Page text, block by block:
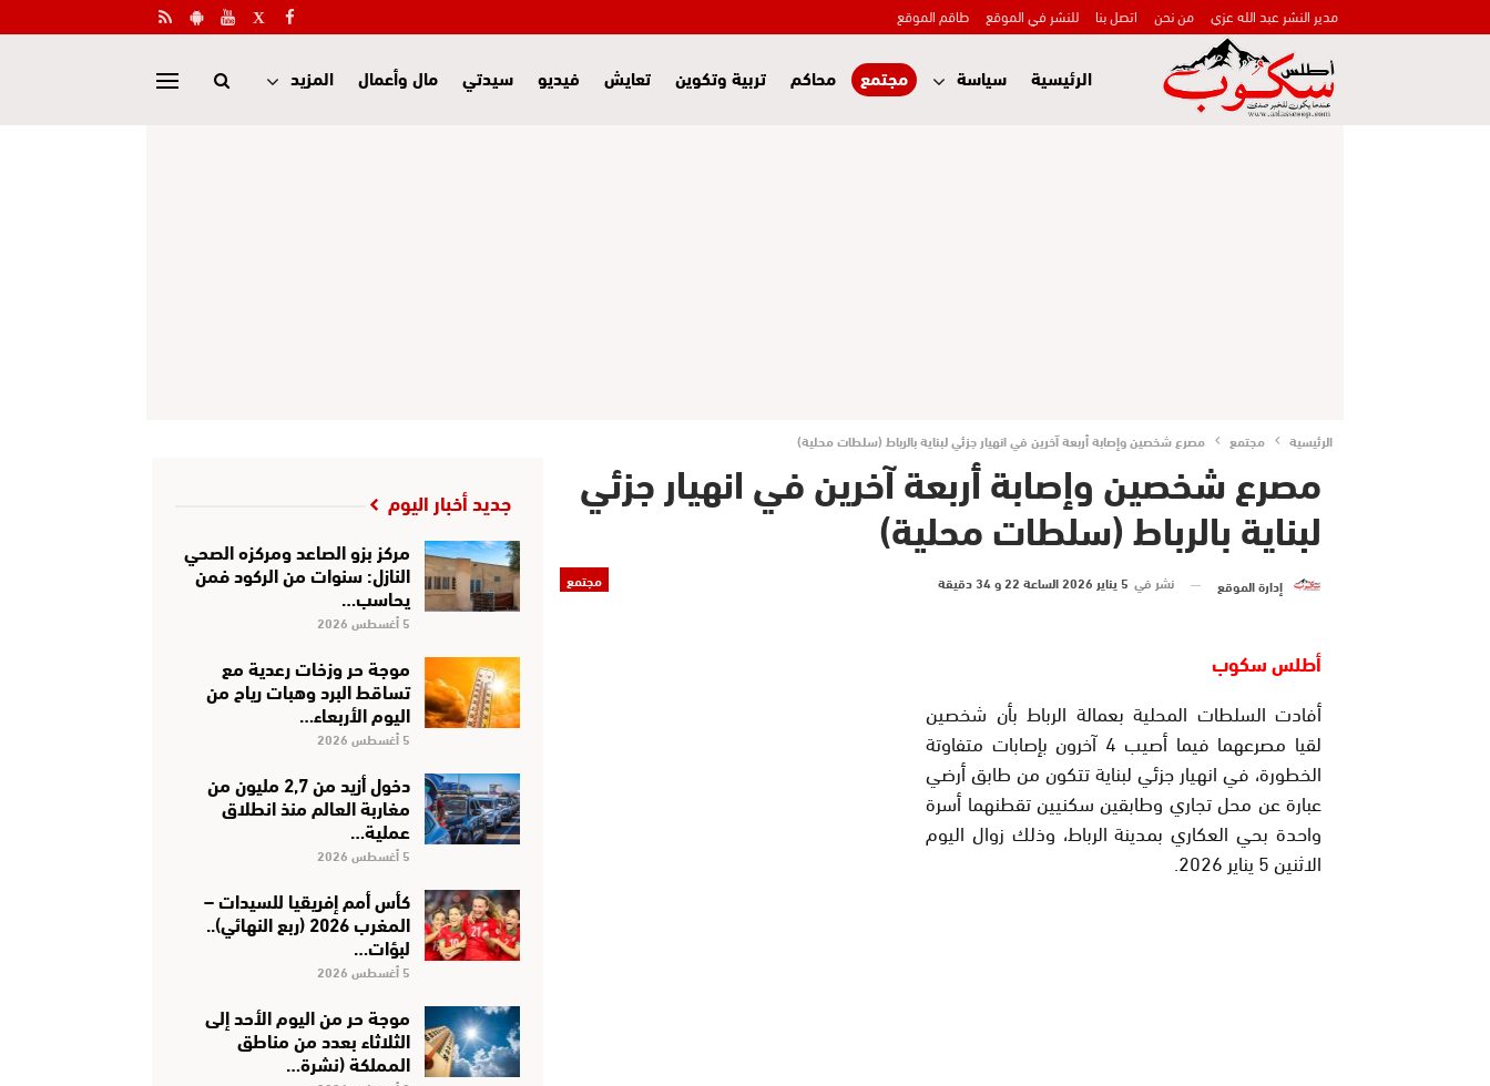
مدير النشر عبد الله عزي من نحن اتصل بنا للنشر في الموقع طاقم الموقع
الرئيسية سياسة مجتمع محاكم تربية وتكوين تعايش فيديو سيدتي مال وأعمال المزيد
الرئيسية مجتمع مصرع شخصين وإصابة أربعة آخرين في انهيار جزئي لبناية بالرباط (سلطات محلية)
مصرع شخصين وإصابة أربعة آخرين في انهيار جزئي
لبناية بالرباط (سلطات محلية)
مجتمع إدارة الموقع نشر في 5 يناير 2026 الساعة 22 و 34 دقيقة
أطلس سكوب
أفادت السلطات المحلية بعمالة الرباط بأن شخصين
لقيا مصرعهما فيما أصيب 4 آخرون بإصابات متفاوتة
الخطورة، في انهيار جزئي لبناية تتكون من طابق أرضي
عبارة عن محل تجاري وطابقين سكنيين تقطنهما أسرة
واحدة بحي العكاري بمدينة الرباط، وذلك زوال اليوم
الاثنين 5 يناير 2026.
جديد أخبار اليوم
مركز بزو الصاعد ومركزه الصحي
النازل: سنوات من الركود فمن
يحاسب…
5 أغسطس 2026
موجة حر وزخات رعدية مع
تساقط البرد وهبات رياح من
اليوم الأربعاء…
5 أغسطس 2026
دخول أزيد من 2,7 مليون من
مغاربة العالم منذ انطلاق
عملية…
5 أغسطس 2026
كأس أمم إفريقيا للسيدات –
المغرب 2026 (ربع النهائي)..
لبؤات…
5 أغسطس 2026
موجة حر من اليوم الأحد إلى
الثلاثاء بعدد من مناطق
المملكة (نشرة…